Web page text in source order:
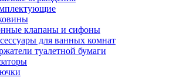
клапаны и сифоны
для ванных комнат
туалетной бумаги